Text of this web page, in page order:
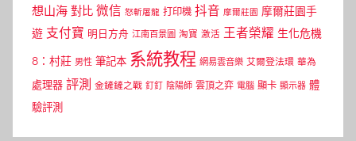
想山海 對比 微信 怒斬屠龍 打印機 抖音 摩爾莊園 摩爾莊園手
遊 支付寶 明日方舟 江南百景圖 淘寶 激活 王者榮耀 生化危機
8：村莊 男性 筆記本 系統教程 網易雲音樂 艾爾登法環 華為
處理器 評測 金鏟鏟之戰 釘釘 陰陽師 雲頂之弈 電腦 顯卡 顯示器 體
驗評測